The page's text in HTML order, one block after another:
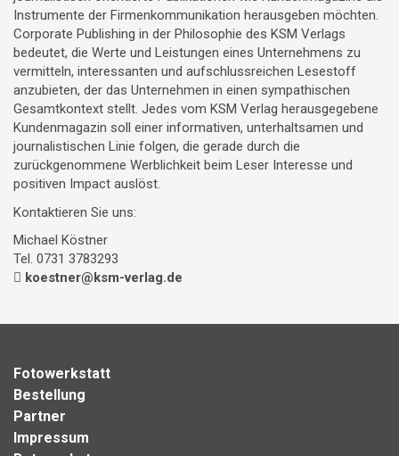
Instrumente der Firmenkommunikation herausgeben möchten.
Corporate Publishing in der Philosophie des KSM Verlags
bedeutet, die Werte und Leistungen eines Unternehmens zu
vermitteln, interessanten und aufschlussreichen Lesestoff
anzubieten, der das Unternehmen in einen sympathischen
Gesamtkontext stellt. Jedes vom KSM Verlag herausgegebene
Kundenmagazin soll einer informativen, unterhaltsamen und
journalistischen Linie folgen, die gerade durch die
zurückgenommene Werblichkeit beim Leser Interesse und
positiven Impact auslöst.
Kontaktieren Sie uns:
Michael Köstner
Tel. 0731 3783293
koestner@ksm-verlag.de
Fotowerkstatt
Bestellung
Partner
Impressum